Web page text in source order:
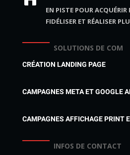
EN PISTE POUR ACQUÉRIR
FIDÉLISER ET RÉALISER
SOLUTIONS DE COM
CRÉATION LANDING PAGE
CAMPAGNES META ET GOOGLE
CAMPAGNES AFFICHAGE PRINT
INFOS DE CONTACT